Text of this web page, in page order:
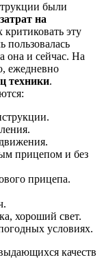
были
на
эту
пользовалась
она и сейчас. На
ежедневно
техники.
прицепом и без
прицепа.
хороший свет.
условиях.
качеств